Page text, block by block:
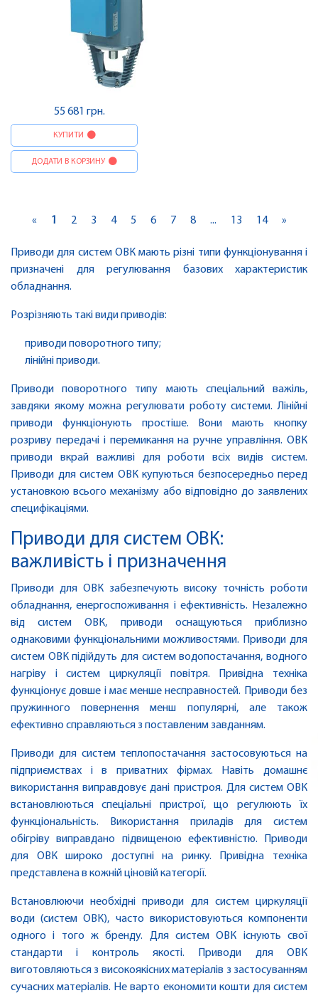
55 681 грн.
КУПИТИ
ДОДАТИ В КОРЗИНУ
« 1 2 3 4 5 6 7 8 ... 13 14 »
Приводи для систем ОВК мають різні типи функціонування і
призначені для регулювання базових характеристик
обладнання.
Розрізняють такі види приводів:
приводи поворотного типу;
лінійні приводи.
Приводи поворотного типу мають спеціальний важіль,
завдяки якому можна регулювати роботу системи. Лінійні
приводи функціонують простіше. Вони мають кнопку
розриву передачі і перемикання на ручне управління. ОВК
приводи вкрай важливі для роботи всіх видів систем.
Приводи для систем ОВК купуються безпосередньо перед
установкою всього механізму або відповідно до заявлених
специфікаціями.
Приводи для систем ОВК:
важливість і призначення
Приводи для ОВК забезпечують високу точність роботи
обладнання, енергоспоживання і ефективність. Незалежно
від систем ОВК, приводи оснащуються приблизно
однаковими функціональними можливостями. Приводи для
систем ОВК підійдуть для систем водопостачання, водного
нагріву і систем циркуляції повітря. Привідна техніка
функціонує довше і має менше несправностей. Приводи без
пружинного повернення менш популярні, але також
ефективно справляються з поставленим завданням.
Приводи для систем теплопостачання застосовуються на
підприємствах і в приватних фірмах. Навіть домашнє
використання виправдовує дані пристроя. Для систем ОВК
встановлюються спеціальні пристрої, що регулюють їх
функціональність. Використання приладів для систем
обігріву виправдано підвищеною ефективністю. Приводи
для ОВК широко доступні на ринку. Привідна техніка
представлена ​​в кожній ціновій категорії.
Встановлюючи необхідні приводи для систем циркуляції
води (систем ОВК), часто використовуються компоненти
одного і того ж бренду. Для систем ОВК існують свої
стандарти і контроль якості. Приводи для ОВК
виготовляються з високоякісних матеріалів з застосуванням
сучасних матеріалів. Не варто економити кошти для систем